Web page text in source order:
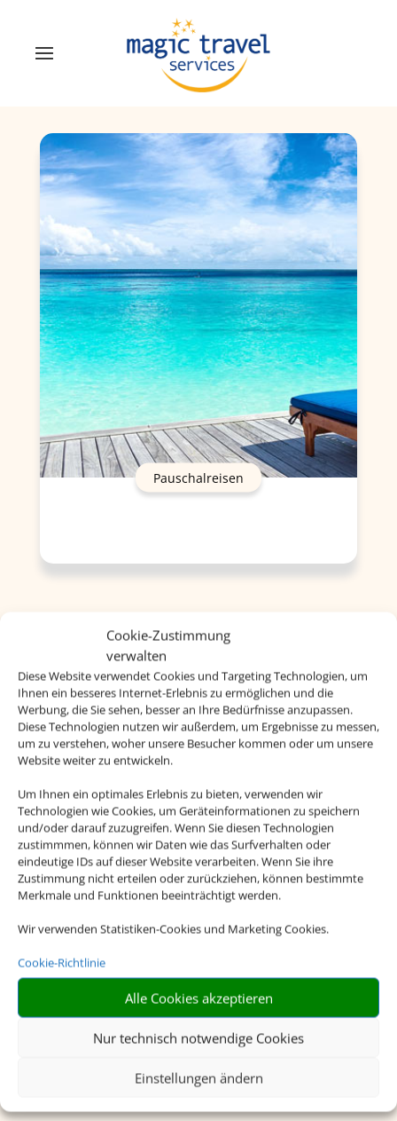
Cookie-Zustimmung
verwalten
Diese Website verwendet Cookies und Targeting Technologien, um
Ihnen ein besseres Internet-Erlebnis zu ermöglichen und die
Werbung, die Sie sehen, besser an Ihre Bedürfnisse anzupassen.
Diese Technologien nutzen wir außerdem, um Ergebnisse zu messen,
um zu verstehen, woher unsere Besucher kommen oder um unsere
Website weiter zu entwickeln.
Um Ihnen ein optimales Erlebnis zu bieten, verwenden wir
Technologien wie Cookies, um Geräteinformationen zu speichern
und/oder darauf zuzugreifen. Wenn Sie diesen Technologien
zustimmmen, können wir Daten wie das Surfverhalten oder
eindeutige IDs auf dieser Website verarbeiten. Wenn Sie ihre
Zustimmung nicht erteilen oder zurückziehen, können bestimmte
Merkmale und Funktionen beeinträchtigt werden.
Wir verwenden Statistiken-Cookies und Marketing Cookies.
Cookie-Richtlinie
Alle Cookies akzeptieren
Nur technisch notwendige Cookies
Einstellungen ändern
Pauschalreisen
Rundreisen